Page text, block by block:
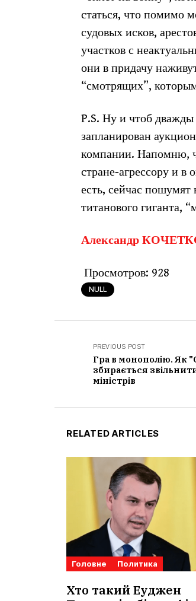
статься, что помимо
судовых исков,
участков с
они в придачу
“смотрящих”,
P.S. Ну и чтоб дважды
запланирован
компании. Напомню,
стране-агрессору и
есть, сейчас
титанового гиганта,
Александр
Просмотров: 928
NULL
PREVIOUS POST
Гра в монополію. Як
збирається
міністрів
RELATED ARTICLES
Головне Политика
Хто такий Еуджен